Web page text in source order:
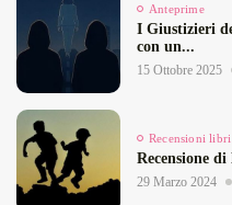
Anteprime
I Giustizieri
con un...
15 Ottobre 2025
Recensioni libri
Recensione
29 Marzo 2024